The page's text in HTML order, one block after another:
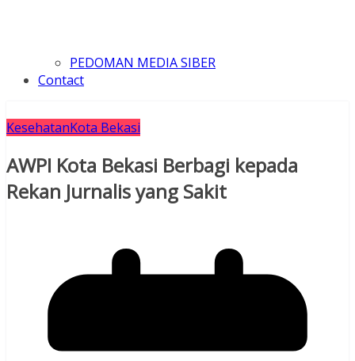
PEDOMAN MEDIA SIBER
Contact
KesehatanKota Bekasi
AWPI Kota Bekasi Berbagi kepada
Rekan Jurnalis yang Sakit